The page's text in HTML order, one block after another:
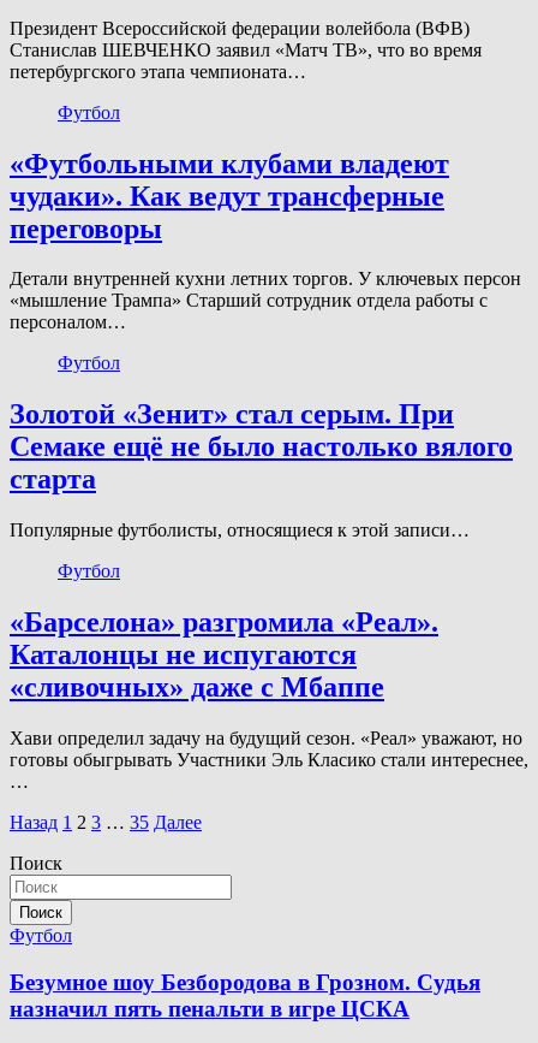
Президент Всероссийской федерации волейбола (ВФВ)
Станислав ШЕВЧЕНКО заявил «Матч ТВ», что во время
петербургского этапа чемпионата…
Футбол
«Футбольными клубами владеют
чудаки». Как ведут трансферные
переговоры
Детали внутренней кухни летних торгов. У ключевых персон
«мышление Трампа» Старший сотрудник отдела работы с
персоналом…
Футбол
Золотой «Зенит» стал серым. При
Семаке ещё не было настолько вялого
старта
Популярные футболисты, относящиеся к этой записи…
Футбол
«Барселона» разгромила «Реал».
Каталонцы не испугаются
«сливочных» даже с Мбаппе
Хави определил задачу на будущий сезон. «Реал» уважают, но
готовы обыгрывать Участники Эль Класико стали интереснее,
…
Пагинация
записей
Назад 1 2 3 … 35 Далее
Поиск
Поиск
Футбол
Безумное шоу Безбородова в Грозном. Судья
назначил пять пенальти в игре ЦСКА